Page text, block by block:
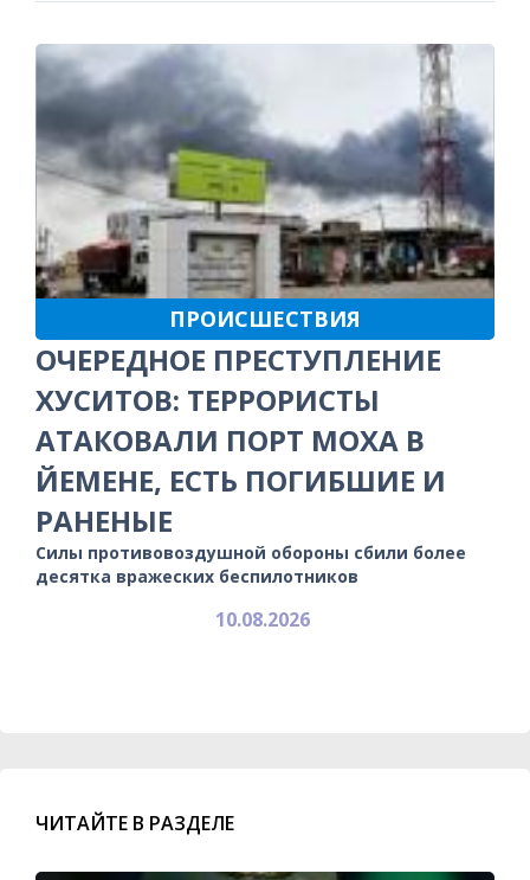
ПРОИСШЕСТВИЯ
ОЧЕРЕДНОЕ ПРЕСТУПЛЕНИЕ
ХУСИТОВ: ТЕРРОРИСТЫ
АТАКОВАЛИ ПОРТ МОХА В
ЙЕМЕНЕ, ЕСТЬ ПОГИБШИЕ И
РАНЕНЫЕ
Силы противовоздушной обороны сбили более
десятка вражеских беспилотников
10.08.2026
ЧИТАЙТЕ В РАЗДЕЛЕ